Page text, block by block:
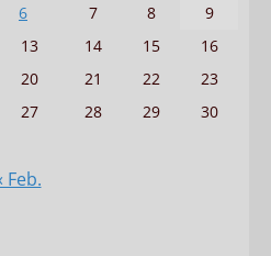
6 7 8
9
13 14 15
16
20 21 22
23
27 28 29
30
Feb.